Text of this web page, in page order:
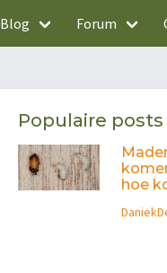
Blog Forum
Populaire posts
hoe